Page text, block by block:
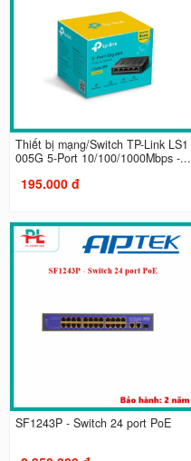
Thiết bị mạng/Switch TP-Link LS1
005G 5-Port 10/100/1000Mbps -...
195.000 đ
SF1243P - Switch 24 port PoE